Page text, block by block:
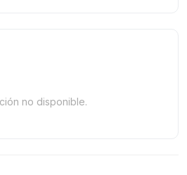
no disponible.